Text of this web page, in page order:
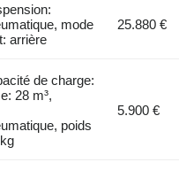
mode
arrière
25.880 €
de charge:
28 m³,
poids
5.900 €